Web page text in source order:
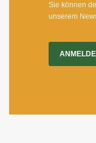
Sie können
unserem